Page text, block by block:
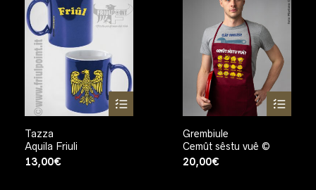
Tazza
Aquila Friuli
13,00€
Grembiule
Cemût sêstu vuê ©
20,00€